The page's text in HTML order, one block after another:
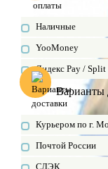
Наличные
YooMoney
Яндекс Pay / Split
Варианты
Курьером по г.
Почтой России
СДЭК